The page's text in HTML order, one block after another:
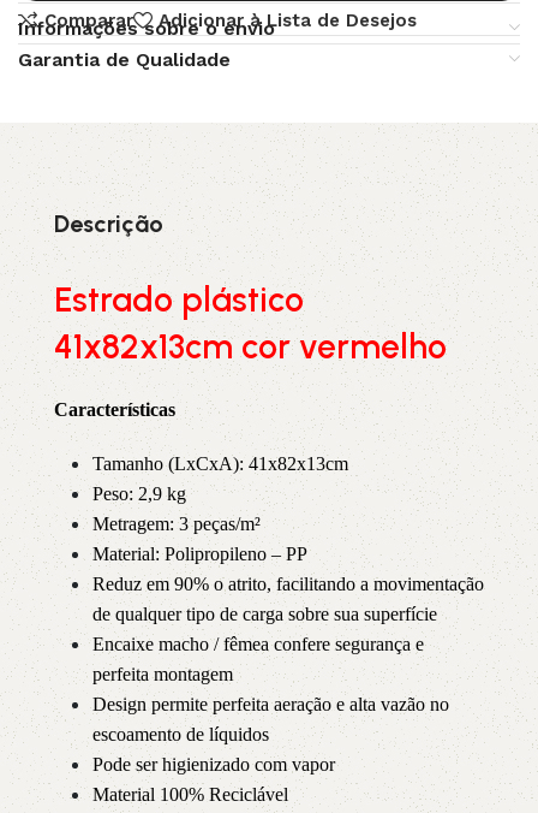
Comparar
Adicionar à Lista de Desejos
Informações sobre o envio
Garantia de Qualidade
Descrição
Estrado plástico
41x82x13cm cor vermelho
Características
Tamanho (LxCxA): 41x82x13cm
Peso: 2,9 kg
Metragem: 3 peças/m²
Material: Polipropileno – PP
Reduz em 90% o atrito, facilitando a movimentação
de qualquer tipo de carga sobre sua superfície
Encaixe macho / fêmea confere segurança e
perfeita montagem
Design permite perfeita aeração e alta vazão no
escoamento de líquidos
Pode ser higienizado com vapor
Material 100% Reciclável